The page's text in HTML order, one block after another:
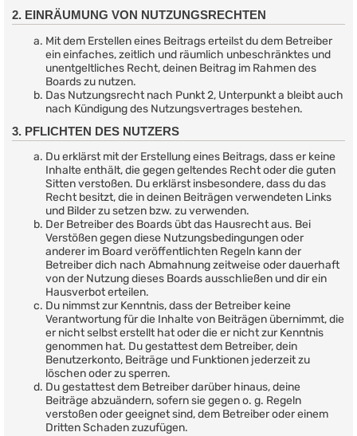
2. EINRÄUMUNG VON NUTZUNGSRECHTEN
Mit dem Erstellen eines Beitrags erteilst du dem Betreiber
ein einfaches, zeitlich und räumlich unbeschränktes und
unentgeltliches Recht, deinen Beitrag im Rahmen des
Boards zu nutzen.
Das Nutzungsrecht nach Punkt 2, Unterpunkt a bleibt auch
nach Kündigung des Nutzungsvertrages bestehen.
3. PFLICHTEN DES NUTZERS
Du erklärst mit der Erstellung eines Beitrags, dass er keine
Inhalte enthält, die gegen geltendes Recht oder die guten
Sitten verstoßen. Du erklärst insbesondere, dass du das
Recht besitzt, die in deinen Beiträgen verwendeten Links
und Bilder zu setzen bzw. zu verwenden.
Der Betreiber des Boards übt das Hausrecht aus. Bei
Verstößen gegen diese Nutzungsbedingungen oder
anderer im Board veröffentlichten Regeln kann der
Betreiber dich nach Abmahnung zeitweise oder dauerhaft
von der Nutzung dieses Boards ausschließen und dir ein
Hausverbot erteilen.
Du nimmst zur Kenntnis, dass der Betreiber keine
Verantwortung für die Inhalte von Beiträgen übernimmt, die
er nicht selbst erstellt hat oder die er nicht zur Kenntnis
genommen hat. Du gestattest dem Betreiber, dein
Benutzerkonto, Beiträge und Funktionen jederzeit zu
löschen oder zu sperren.
Du gestattest dem Betreiber darüber hinaus, deine
Beiträge abzuändern, sofern sie gegen o. g. Regeln
verstoßen oder geeignet sind, dem Betreiber oder einem
Dritten Schaden zuzufügen.